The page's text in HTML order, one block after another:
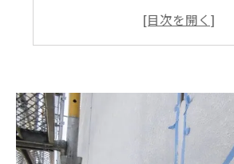
無駄なオプションを避ける
ウレタン防水塗料
シリコン系塗料
簡易コーキング補修